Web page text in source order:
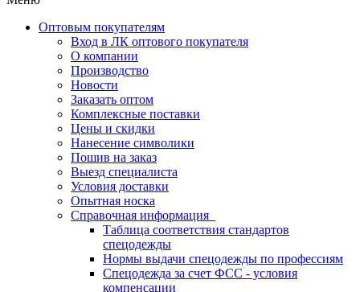
Оптовым покупателям
Вход в ЛК оптового покупателя
О компании
Производство
Новости
Заказать оптом
Комплексные поставки
Цены и скидки
Нанесение символики
Пошив на заказ
Выезд специалиста
Условия доставки
Опытная носка
Справочная информация
Таблица соответствия стандартов
спецодежды
Нормы выдачи спецодежды по профессиям
Спецодежда за счет ФСС - условия
компенсации